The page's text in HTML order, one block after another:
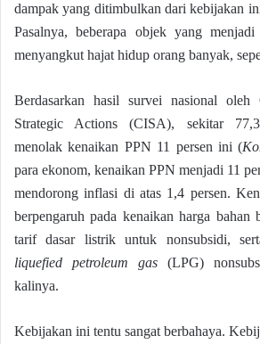
dampak yang ditimbulkan dari kebijakan
Pasalnya, beberapa objek yang
menyangkut hajat hidup orang banyak,
Berdasarkan hasil survei nasional oleh
Strategic Actions (CISA), sekitar
menolak kenaikan PPN 11 persen ini (
para ekonom, kenaikan PPN menjadi 11
mendorong inflasi di atas 1,4 persen.
berpengaruh pada kenaikan harga
tarif dasar listrik untuk nonsubsidi,
liquefied petroleum gas (LPG)
kalinya.
Kebijakan ini tentu sangat berbahaya.